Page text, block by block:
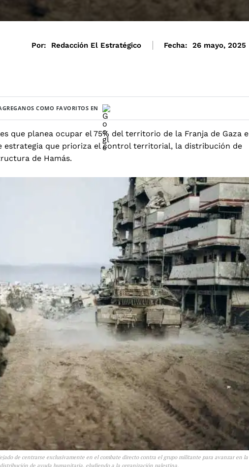
Por: Redacción El Estratégico Fecha: 26 mayo, 2025
COMO FAVORITOS EN
que planea ocupar el 75% del territorio de la Franja de Gaza
estrategia que prioriza el control territorial, la distribución de
de Hamás.
de centrarse exclusivamente en el combate directo contra el grupo militante para avanzar en la
de ayuda humanitaria, eludiendo a la organización palestina.